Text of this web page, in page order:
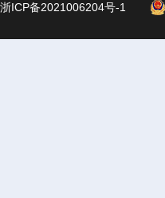
浙ICP备2021006204号-1